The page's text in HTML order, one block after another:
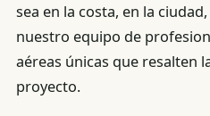
sea en la costa, en la
nuestro equipo de
aéreas únicas que resalten
proyecto.